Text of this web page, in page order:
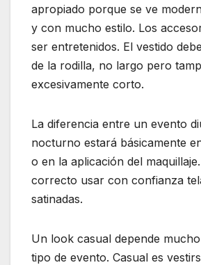
apropiado porque se ve
y con mucho estilo. Los
ser entretenidos. El vestido
de la rodilla, no largo pero
excesivamente corto.
La diferencia entre un evento
nocturno estará básicamente
o en la aplicación del
correcto usar con confianza
satinadas.
Un look casual depende
tipo de evento. Casual es